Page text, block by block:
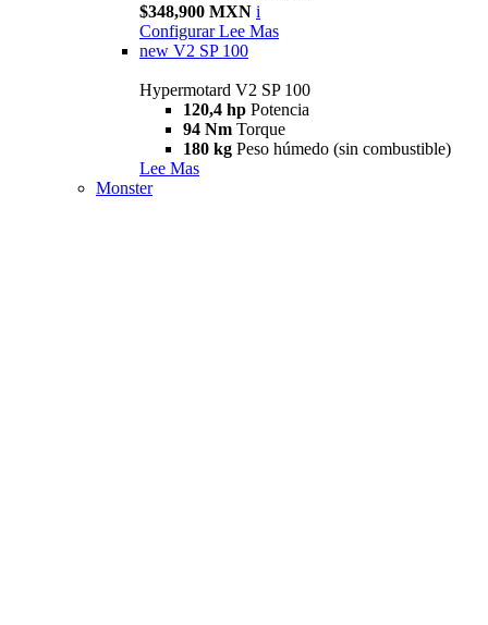
$348,900 MXN i
Configurar Lee Mas
new V2 SP 100
Hypermotard V2 SP 100
120,4 hp Potencia
94 Nm Torque
180 kg Peso húmedo (sin combustible)
Lee Mas
Monster